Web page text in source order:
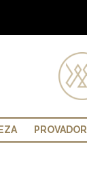
PROVADOR